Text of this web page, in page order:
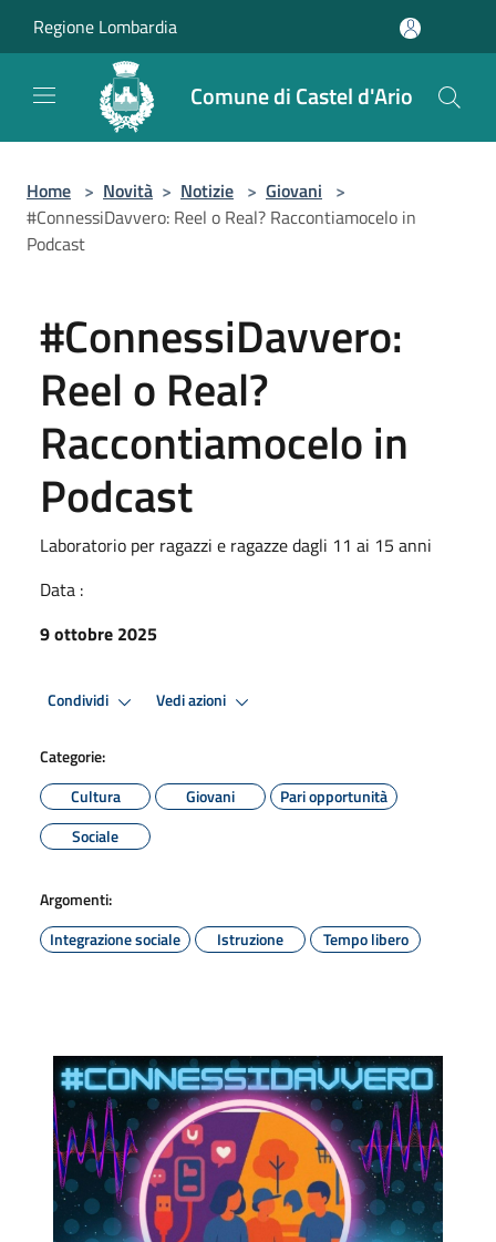
Regione Lombardia
Comune di Castel d'Ario
Home > Novità > Notizie > Giovani >
#ConnessiDavvero: Reel o Real? Raccontiamocelo in
Podcast
#ConnessiDavvero:
Reel o Real?
Raccontiamocelo in
Podcast
Laboratorio per ragazzi e ragazze dagli 11 ai 15 anni
Data :
9 ottobre 2025
Condividi Vedi azioni
Categorie:
Cultura
Giovani
Pari opportunità
Sociale
Argomenti:
Integrazione sociale
Istruzione Tempo libero